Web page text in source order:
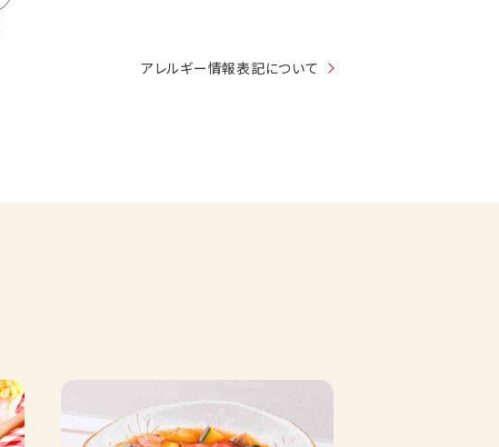
アレルギー情報表記について